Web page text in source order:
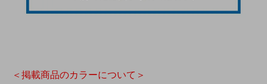
＜掲載商品のカラーについて＞